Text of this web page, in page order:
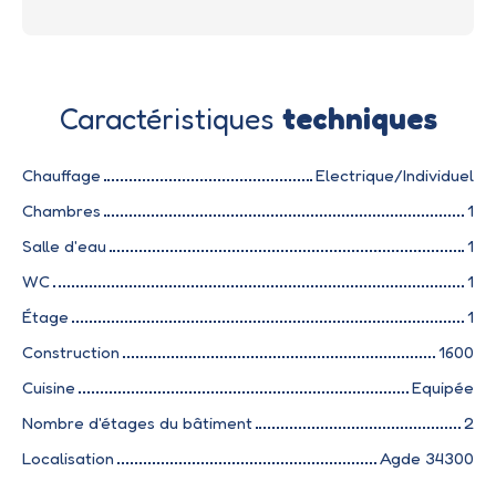
Caractéristiques techniques
Chauffage
Electrique/Individuel
Chambres
1
Salle d'eau
1
WC
1
Étage
1
Construction
1600
Cuisine
Equipée
Nombre d'étages du bâtiment
2
Localisation
Agde 34300